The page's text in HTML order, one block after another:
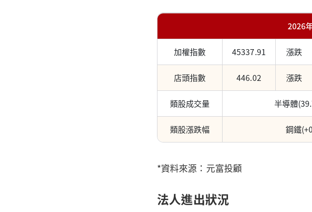
2026
加權指數 45337.91 漲跌
店頭指數 446.02 漲跌
類股成交量 半導體
類股漲跌幅 鋼鐵
*資料來源：元富投顧
法人進出狀況